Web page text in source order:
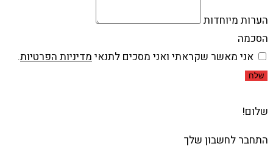
הערות מיוחדות
הסכמה
אני מאשר שקראתי ואני מסכים לתנאי מדיניות הפרטיות.
שלח
שלום!
התחבר לחשבון שלך